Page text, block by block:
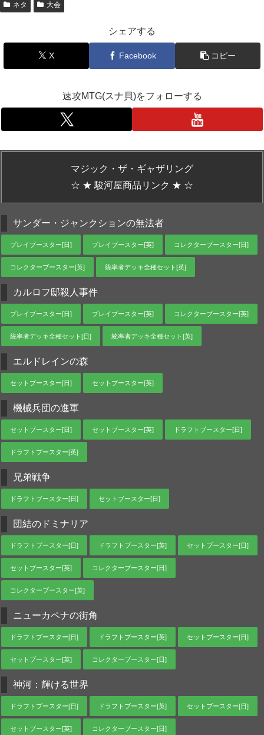
ネタ 大会
シェアする
X Facebook コピー
速攻MTG(スナ貝)をフォローする
マジック・ザ・ギャザリング
☆ ★ 駿河屋商品リンク ★ ☆
サンダー・ジャンクションの無法者
プレイブースター[日] プレイブースター[英] コレクターブースター[日]
コレクターブースター[英] 統率者デッキ全種セット[英]
カルロフ邸殺人事件
プレイブースター[日] プレイブースター[英] コレクターブースター[英]
統率者デッキ全種セット[日] 統率者デッキ全種セット[英]
エルドレインの森
セットブースター[日] セットブースター[英]
機械兵団の進軍
セットブースター[日] セットブースター[英] ドラフトブースター[日]
ドラフトブースター[英]
兄弟戦争
ドラフトブースター[日] セットブースター[日]
団結のドミナリア
ドラフトブースター[日] ドラフトブースター[英] セットブースター[日]
セットブースター[英] コレクターブースター[日]
コレクターブースター[英]
ニューカペナの街角
ドラフトブースター[日] ドラフトブースター[英] セットブースター[日]
セットブースター[英] コレクターブースター[日]
神河：輝ける世界
ドラフトブースター[日] ドラフトブースター[英] セットブースター[日]
セットブースター[英] コレクターブースター[日]